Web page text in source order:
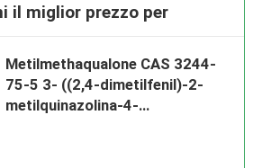
il miglior prezzo per
Metilmethaqualone CAS 3244-
75-5 3- ((2,4-dimetilfenil)-2-
metilquinazolina-4-